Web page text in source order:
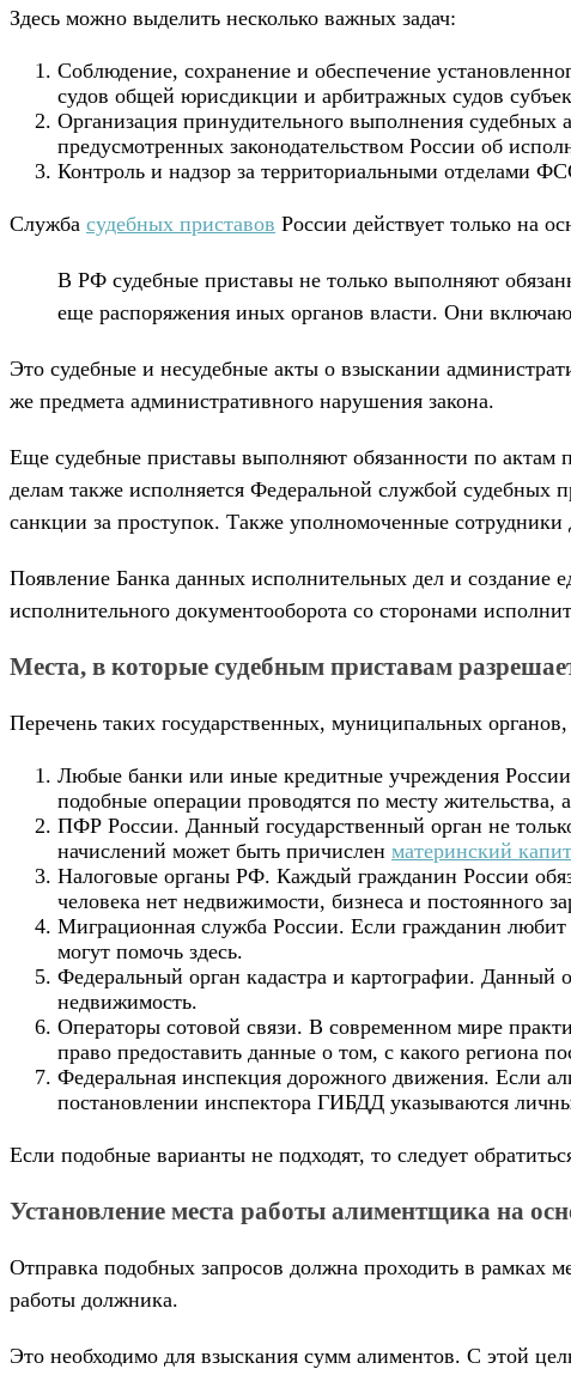
Здесь можно выделить несколько важных задач:
Соблюдение, сохранение и обеспечение
судов общей юрисдикции и арбитражных судов
Организация принудительного выполнения
предусмотренных законодательством России об
Контроль и надзор за территориальными отделами
Служба судебных приставов России действует только на
В РФ судебные приставы не только выполняют
еще распоряжения иных органов власти. Они
Это судебные и несудебные акты о взыскании
же предмета административного нарушения закона.
Еще судебные приставы выполняют обязанности по
делам также исполняется Федеральной службой судебных
санкции за проступок. Также уполномоченные
Появление Банка данных исполнительных дел и создание
исполнительного документооборота со сторонами
Места, в которые судебным приставам
Перечень таких государственных, муниципальных
Любые банки или иные кредитные учреждения
подобные операции проводятся по месту жительства,
ПФР России. Данный государственный орган не
начислений может быть причислен материнский
Налоговые органы РФ. Каждый гражданин России
человека нет недвижимости, бизнеса и постоянного
Миграционная служба России. Если гражданин любит
могут помочь здесь.
Федеральный орган кадастра и картографии. Данный
недвижимость.
Операторы сотовой связи. В современном мире
право предоставить данные о том, с какого региона
Федеральная инспекция дорожного движения. Если
постановлении инспектора ГИБДД указываются
Если подобные варианты не подходят, то следует
Установление места работы алиментщика на
Отправка подобных запросов должна проходить в рамках
работы должника.
Это необходимо для взыскания сумм алиментов. С этой